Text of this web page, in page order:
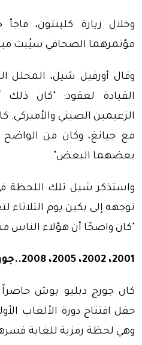
وخلال زيارة كلينتون،
مؤتمرهما الصحافي سيُبث
وقال أورفيل شيل،
القيادة لعقود: "كان
الزعيمين الصيني والأميركي.
مع جيانغ، وكان من
بعضهما البعض".
واستذكر شيل تلك اللحظة
توجهه إلى بكين يوم الثلاثاء
"كان واضحًا أن هؤلاء الناس
2001، 2002، 2005، 2008..جورج دبليو بوش
كان جورج دبليو بوش
وهي لحظة رمزية للغاية